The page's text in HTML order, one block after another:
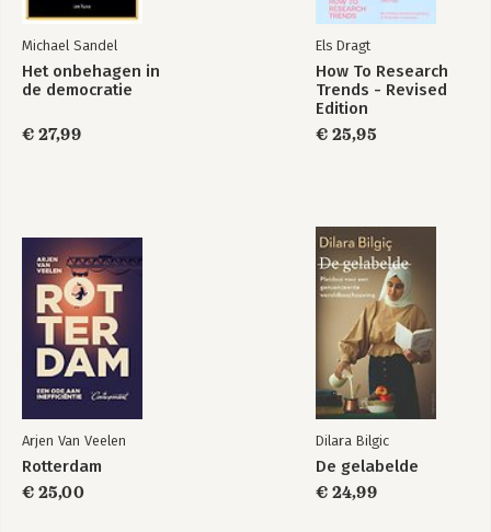
Michael Sandel
Het onbehagen in
de democratie
€ 27,99
Els Dragt
How To Research
Trends - Revised
Edition
€ 25,95
Arjen Van Veelen
Rotterdam
€ 25,00
Dilara Bilgic
De gelabelde
€ 24,99